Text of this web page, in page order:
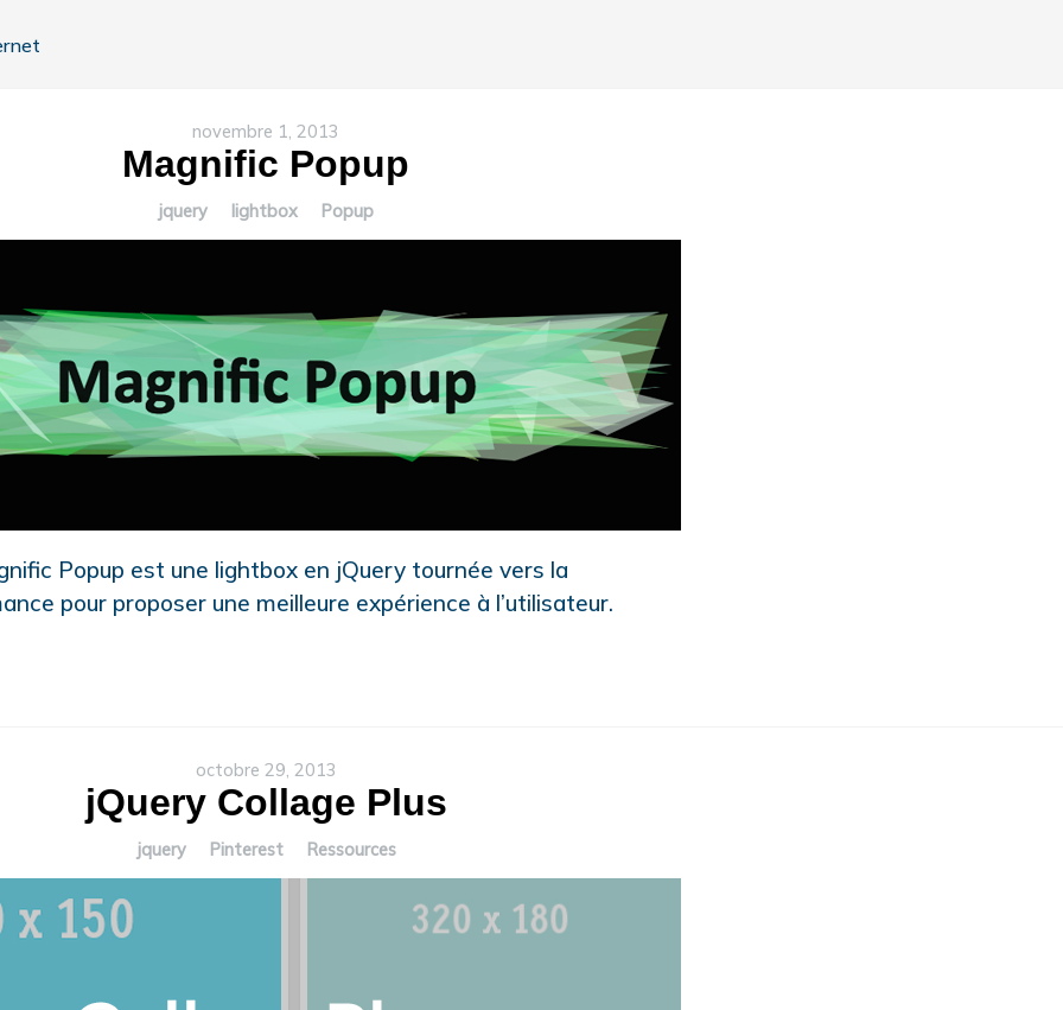
novembre 1, 2013
Magnific Popup
jquery lightbox Popup
Popup est une lightbox en jQuery tournée vers la
pour proposer une meilleure expérience à l’utilisateur.
octobre 29, 2013
jQuery Collage Plus
jquery Pinterest Ressources